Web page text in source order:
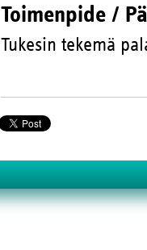
Toimenpide /
Tukesin tekemä